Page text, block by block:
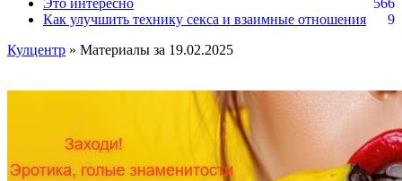
Это интересно
566
Как улучшить технику секса и взаимные отношения
9
Кулцентр » Материалы за 19.02.2025